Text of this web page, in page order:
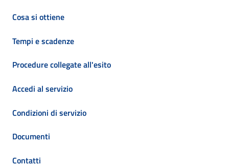
Cosa si ottiene
Tempi e scadenze
Procedure collegate all'esito
Accedi al servizio
Condizioni di servizio
Documenti
Contatti